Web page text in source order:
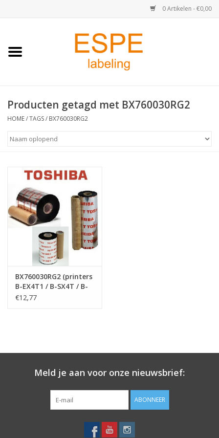
0 Artikelen - €0,00
Home
Retail
Verzend-etiketten
Producten getagd met BX760030RG2
HOME/TAGS/ BX760030RG2
BX760030RG2 (printers
B-EX4T1 / B-SX4T / B-
SX5T)
€12,77
Meld je aan voor onze nieuwsbrief:
ABONNEER